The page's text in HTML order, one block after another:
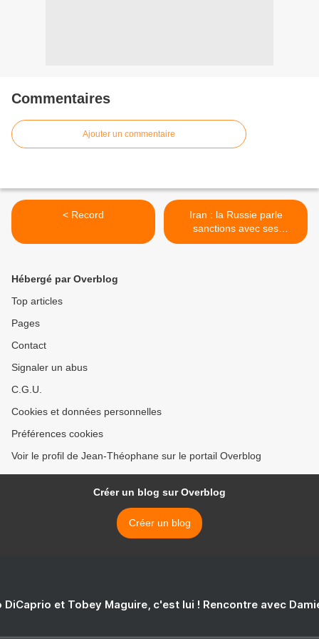
Commentaires
Ajouter un commentaire
< Record
Iran : la Russie parle
sanctions avec ses
partenaires (Medvedev) >
Hébergé par Overblog
Top articles
Pages
Contact
Signaler un abus
C.G.U.
Cookies et données personnelles
Préférences cookies
Voir le profil de Jean-Théophane sur le portail Overblog
Créer un blog sur Overblog
Créer un blog
DiCaprio et Tobey Maguire, c'est lui ! Rencontre avec